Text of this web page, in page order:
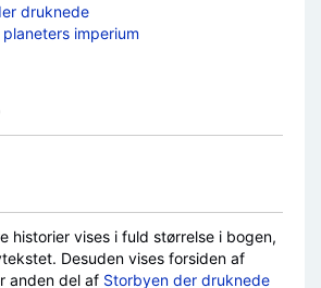
druknede
imperium
historier vises i fuld størrelse i bogen,
Desuden vises forsiden af
anden del af Storbyen der druknede